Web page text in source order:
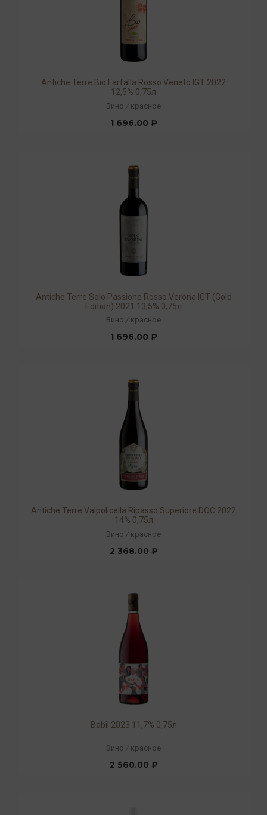
Antiche Terre Bio Farfalla Rosso Veneto IGT 2022
12,5% 0,75л
Вино / красное
1 696.00 ₽
Antiche Terre Solo Passione Rosso Verona IGT (Gold
Edition) 2021 13,5% 0,75л
Вино / красное
1 696.00 ₽
Antiche Terre Valpolicella Ripasso Superiore DOC 2022
14% 0,75л
Вино / красное
2 368.00 ₽
Babil 2023 11,7% 0,75л
Вино / красное
2 560.00 ₽